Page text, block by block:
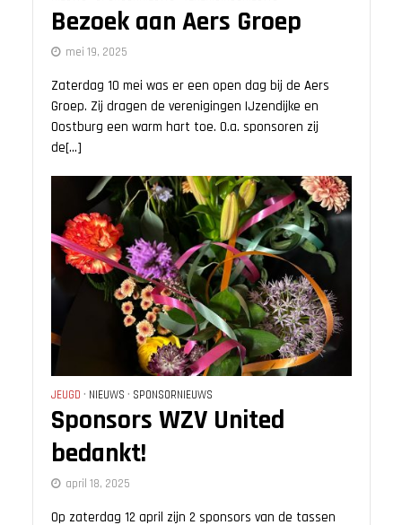
Bezoek aan Aers Groep
mei 19, 2025
Zaterdag 10 mei was er een open dag bij de Aers
Groep. Zij dragen de verenigingen IJzendijke en
Oostburg een warm hart toe. O.a. sponsoren zij
de[...]
JEUGD • NIEUWS • SPONSORNIEUWS
Sponsors WZV United
bedankt!
april 18, 2025
Op zaterdag 12 april zijn 2 sponsors van de tassen